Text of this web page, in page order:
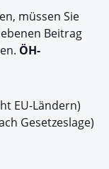
müssen Sie
Beitrag
ÖH-
EU-Ländern)
Gesetzeslage)